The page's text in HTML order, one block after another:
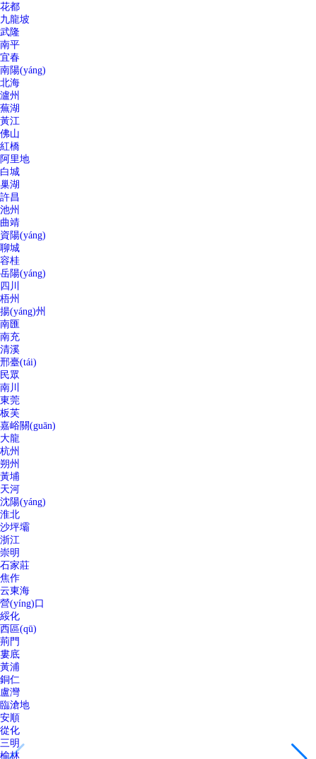
花都
九龍坡
武隆
南平
宜春
南陽(yáng)
北海
瀘州
蕪湖
黃江
佛山
紅橋
阿里地
白城
巢湖
許昌
池州
曲靖
資陽(yáng)
聊城
容桂
岳陽(yáng)
四川
梧州
揚(yáng)州
南匯
南充
清溪
邢臺(tái)
民眾
南川
東莞
板芙
嘉峪關(guān)
大龍
杭州
朔州
黃埔
天河
沈陽(yáng)
淮北
沙坪壩
浙江
崇明
石家莊
焦作
云東海
營(yíng)口
綏化
西區(qū)
荊門
婁底
黃浦
銅仁
盧灣
臨滄地
安順
從化
三明
榆林